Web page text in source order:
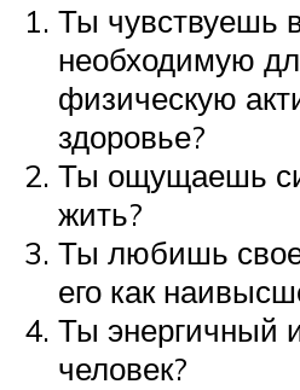
Ты чувствуешь
необходимую
физическую
здоровье?
Ты ощущаешь
жить?
Ты любишь
его как
Ты энергичный
человек?